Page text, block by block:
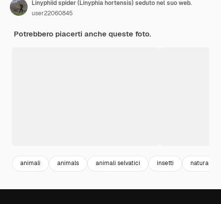
Linyphiid spider (Linyphia hortensis) seduto nel suo web.
user22060845
Potrebbero piacerti anche queste foto.
animali animals animali selvatici insetti natura